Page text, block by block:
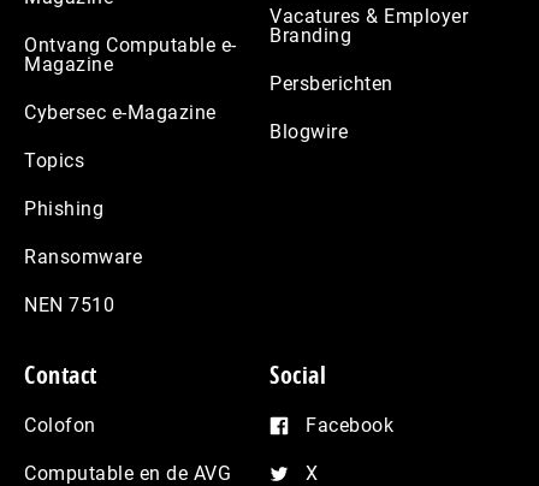
Ontvang Computable e-
Magazine
Cybersec e-Magazine
Topics
Phishing
Ransomware
NEN 7510
Vacatures & Employer
Branding
Persberichten
Blogwire
Contact
Colofon
Computable en de AVG
Social
Facebook
X